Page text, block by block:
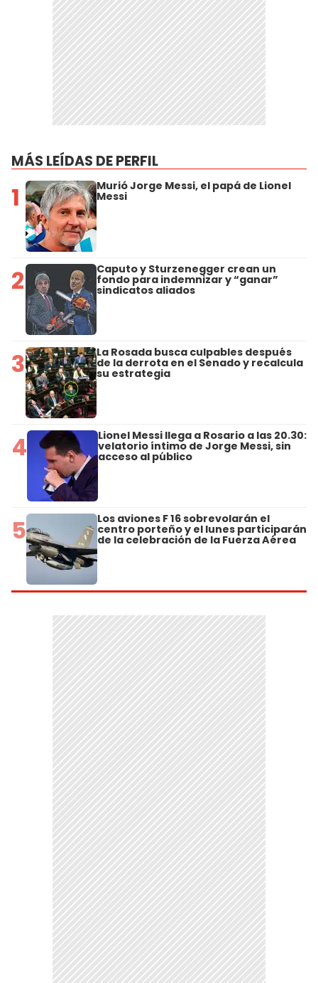
MÁS LEÍDAS DE PERFIL
1 Murió Jorge Messi, el papá de Lionel
Messi
2 Caputo y Sturzenegger crean un
fondo para indemnizar y “ganar”
sindicatos aliados
3 La Rosada busca culpables después
de la derrota en el Senado y recalcula
su estrategia
4 Lionel Messi llega a Rosario a las 20.30:
velatorio íntimo de Jorge Messi, sin
acceso al público
5 Los aviones F 16 sobrevolarán el
centro porteño y el lunes participarán
de la celebración de la Fuerza Aérea